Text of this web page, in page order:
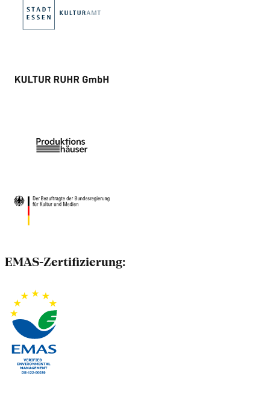
EMAS-Zertifizierung: